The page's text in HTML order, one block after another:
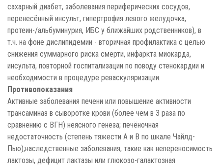
сахарный диабет, заболевания периферических сосудов,
перенесённый инсульт, гипертрофия левого желудочка,
протеин-/альбуминурия, ИБС у ближайших родственников), в
т.ч. на фоне дислипидемии - вторичная профилактика с целью
снижения суммарного риска смерти, инфаркта миокарда,
инсульта, повторной госпитализации по поводу стенокардии и
необходимости в процедуре реваскуляризации.
Противопоказания
Активные заболевания печени или повышение активности
трансаминаз в сыворотке крови (более чем в 3 раза по
сравнению с ВГН) неясного генеза; печёночная
недостаточность (степень тяжести А и В по шкале Чайлд-
Пью);наследственные заболевания, такие как непереносимость
лактозы, дефицит лактазы или глюкозо-галактозная